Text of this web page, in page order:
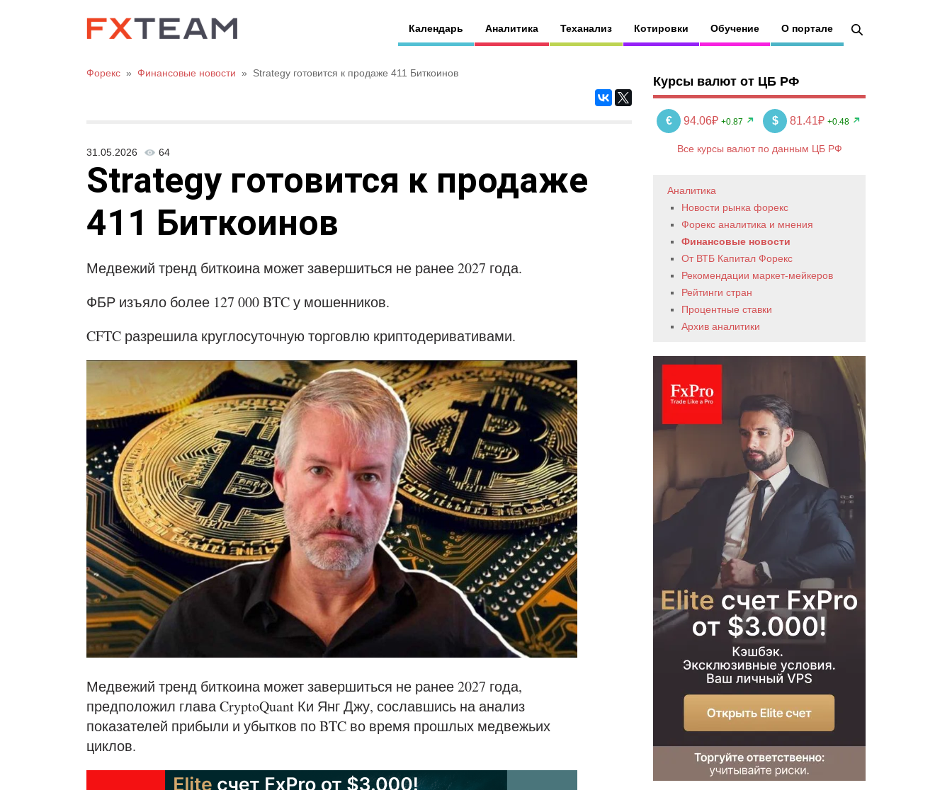
Календарь Аналитика Теханализ Котировки Обучение О портале
Форекс » Финансовые новости » Strategy готовится к продаже 411 Биткоинов
31.05.2026 64
Strategy готовится к продаже
411 Биткоинов
Медвежий тренд биткоина может завершиться не ранее 2027 года.
ФБР изъяло более 127 000 BTC у мошенников.
CFTC разрешила круглосуточную торговлю криптодеривативами.
Медвежий тренд биткоина может завершиться не ранее 2027 года,
предположил глава CryptoQuant Ки Янг Джу, сославшись на анализ
показателей прибыли и убытков по BTC во время прошлых медвежьих
циклов.
Курсы валют от ЦБ РФ
€ 94.06₽ +0.87 $ 81.41₽ +0.48
Все курсы валют по данным ЦБ РФ
Аналитика
Новости рынка форекс
Форекс аналитика и мнения
Финансовые новости
От ВТБ Капитал Форекс
Рекомендации маркет-мейкеров
Рейтинги стран
Процентные ставки
Архив аналитики